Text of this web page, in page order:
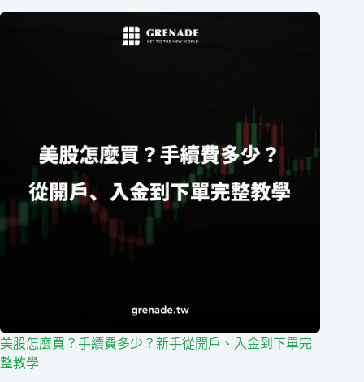
美股怎麼買？手續費多少？新手從開戶、入金到下單完
整教學